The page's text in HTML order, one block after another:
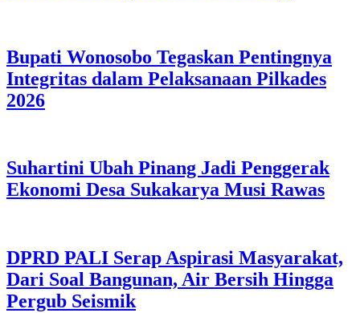
Bupati Wonosobo Tegaskan Pentingnya
Integritas dalam Pelaksanaan Pilkades
2026
Suhartini Ubah Pinang Jadi Penggerak
Ekonomi Desa Sukakarya Musi Rawas
DPRD PALI Serap Aspirasi Masyarakat,
Dari Soal Bangunan, Air Bersih Hingga
Pergub Seismik